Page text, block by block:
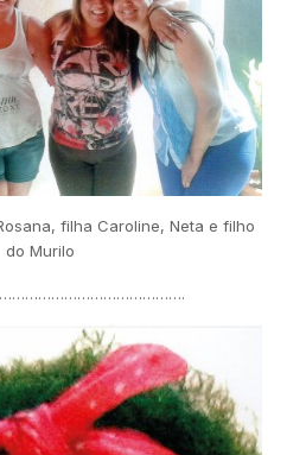
filha Caroline, Neta e filho
do Murilo